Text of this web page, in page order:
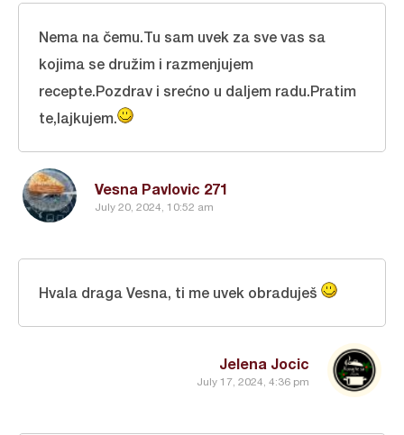
Vesna Pavlovic 271
July 20, 2024, 10:52 am
Nema na čemu.Tu sam uvek za sve vas sa
kojima se družim i razmenjujem
recepte.Pozdrav i srećno u daljem radu.Pratim
te,lajkujem.
Jelena Jocic
July 17, 2024, 4:36 pm
Hvala draga Vesna, ti me uvek obraduješ